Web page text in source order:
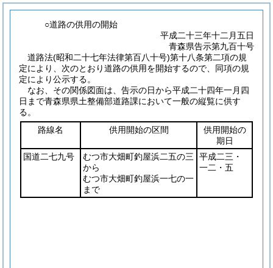
○道路の供用の開始
平成二十三年十二月五日
青森県告示第九百十号
道路法(昭和二十七年法律第百八十号)第十八条第二項の規
定により、次のとおり道路の供用を開始するので、同項の規
定により公示する。
なお、その関係図面は、告示の日から平成二十四年一月四
日まで青森県県土整備部道路課において一般の縦覧に供す
る。
路線名
供用開始の区間
供用開始の
期日
国道二七九号
むつ市大畑町釣屋浜二五の三
から
むつ市大畑町釣屋浜一七の一
まで
平成二三・
一二・五